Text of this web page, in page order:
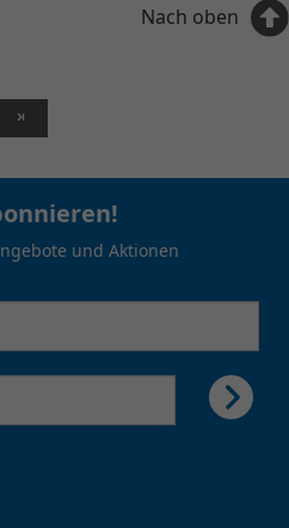
Nach oben
und Aktionen